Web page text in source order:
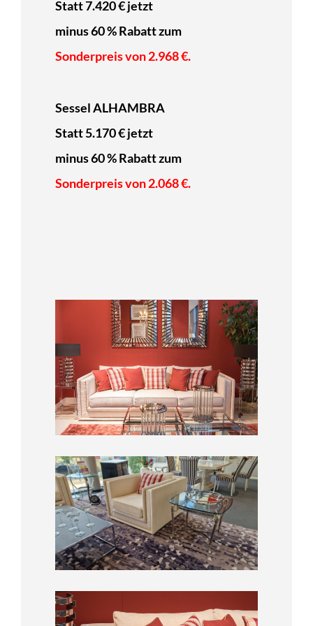
Statt 7.420 € jetzt
minus 60 % Rabatt zum
Sonderpreis von 2.968 €.
Sessel ALHAMBRA
Statt 5.170 € jetzt
minus 60 % Rabatt zum
Sonderpreis von 2.068 €.